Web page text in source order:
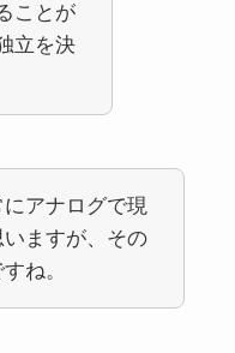
ことが
立を決
アナログで現
ますが、その
ね。